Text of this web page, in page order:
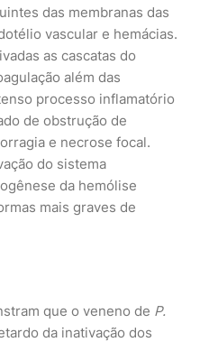
das membranas das
vascular e hemácias.
as cascatas do
além das
processo inflamatório
de obstrução de
e necrose focal.
do sistema
da hemólise
mais graves de
que o veneno de P.
da inativação dos